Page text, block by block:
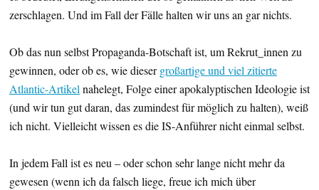
zerschlagen. Und im Fall der Fälle halten wir uns an gar nichts.
Ob das nun selbst Propaganda-Botschaft ist, um Rekrut_innen zu
gewinnen, oder ob es, wie diesergroßartige und viel zitierte
Atlantic-Artikel nahelegt, Folge einer apokalyptischen Ideologie ist
(und wir tun gut daran, das zumindest für möglich zu halten), weiß
ich nicht. Vielleicht wissen es die IS-Anführer nicht einmal selbst.
In jedem Fall ist es neu – oder schon sehr lange nicht mehr da
gewesen (wenn ich da falsch liege, freue ich mich über